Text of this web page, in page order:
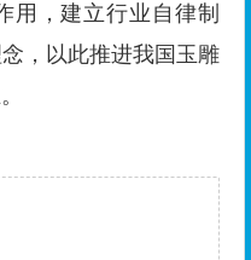
用，建立行业自律制
，以此推进我国玉雕